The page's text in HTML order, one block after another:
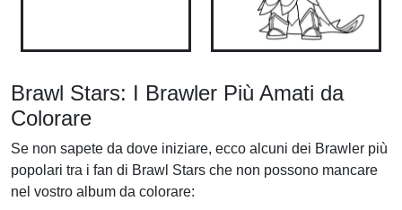
Brawl Stars: I Brawler Più Amati da
Colorare
Se non sapete da dove iniziare, ecco alcuni dei Brawler più
popolari tra i fan di Brawl Stars che non possono mancare
nel vostro album da colorare: